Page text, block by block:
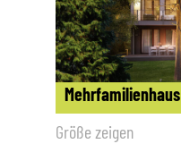
Mehrfamilienhaus
Größe zeigen